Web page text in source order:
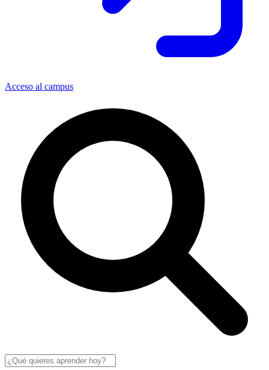
Acceso al campus